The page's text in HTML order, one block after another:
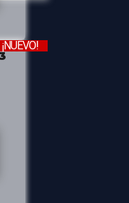
¡NUEVO!